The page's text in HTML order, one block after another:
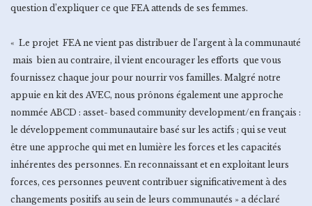
question d’expliquer ce que FEA attends de ses femmes.
« Le projet FEA ne vient pas distribuer de l’argent à la communauté
mais bien au contraire, il vient encourager les efforts que vous
fournissez chaque jour pour nourrir vos familles. Malgré notre
appuie en kit des AVEC, nous prônons également une approche
nommée ABCD : asset- based community development/en français :
le développement communautaire basé sur les actifs ; qui se veut
être une approche qui met en lumière les forces et les capacités
inhérentes des personnes. En reconnaissant et en exploitant leurs
forces, ces personnes peuvent contribuer significativement à des
changements positifs au sein de leurs communautés » a déclaré